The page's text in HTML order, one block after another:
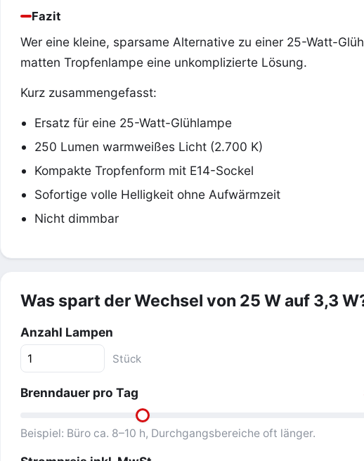
Fazit
Wer eine kleine, sparsame Alternative zu einer 25-Watt-
matten Tropfenlampe eine unkomplizierte Lösung.
Kurz zusammengefasst:
Ersatz für eine 25-Watt-Glühlampe
250 Lumen warmweißes Licht (2.700 K)
Kompakte Tropfenform mit E14-Sockel
Sofortige volle Helligkeit ohne Aufwärmzeit
Nicht dimmbar
Was spart der Wechsel von 25 W auf 3,3
Anzahl Lampen
Stück
Brenndauer pro Tag
Beispiel: Büro ca. 8–10 h, Durchgangsbereiche oft länger.